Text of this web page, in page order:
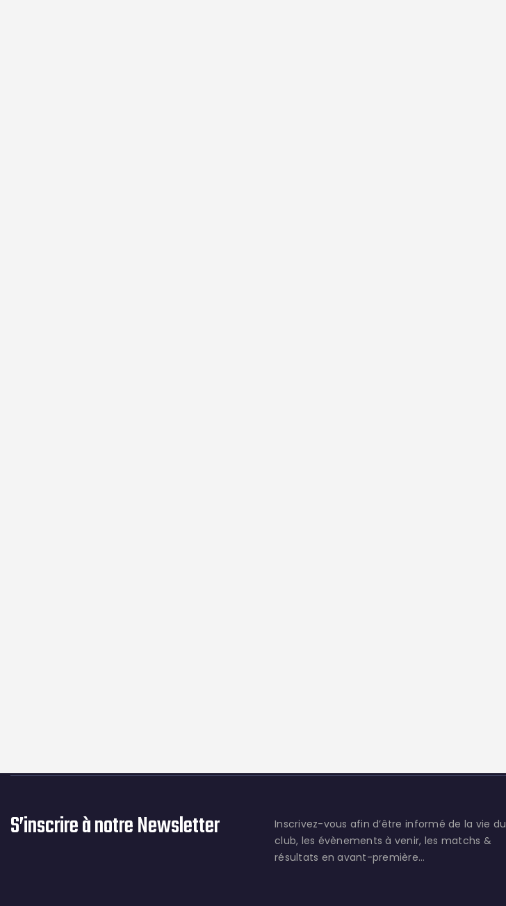
S’inscrire à notre Newsletter
Inscrivez-vous afin d’être informé de la vie du
club, les évènements à venir, les matchs &
résultats en avant-première…